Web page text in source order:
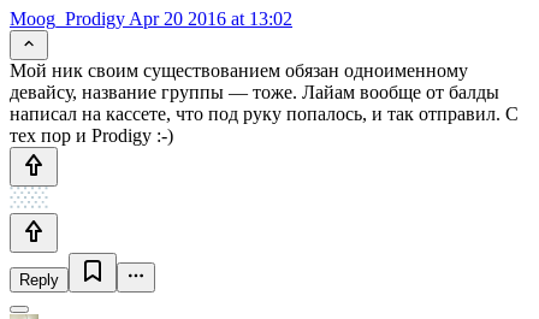
Moog_Prodigy Apr 20 2016 at 13:02
Мой ник своим существованием обязан одноименному
девайсу, название группы — тоже. Лайам вообще от балды
написал на кассете, что под руку попалось, и так отправил. С
тех пор и Prodigy :-)
Reply